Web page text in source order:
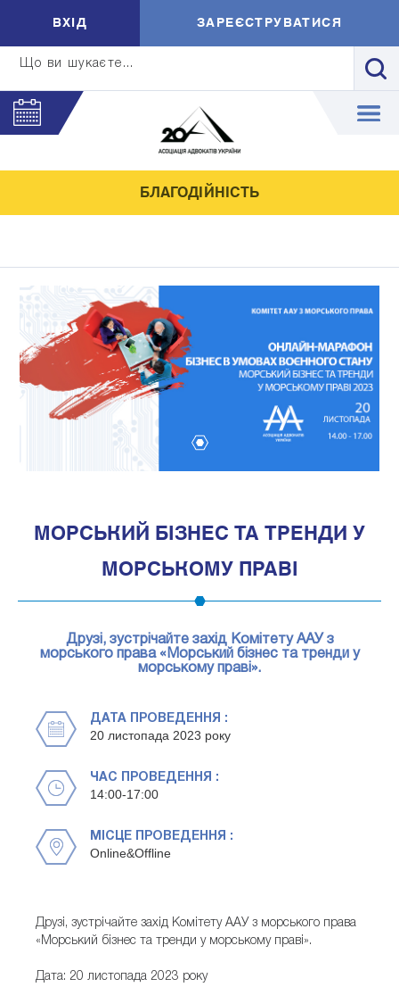
Що ви шукаєте...
ВXIД ЗАРЕЄСТРУВАТИСЯ
БЛАГОДІЙНІСТЬ
МОРСЬКИЙ БІЗНЕС ТА ТРЕНДИ У
МОРСЬКОМУ ПРАВІ
Друзі, зустрічайте захід Комітету ААУ з
морського права «Морський бізнес та тренди у
морському праві».
ДАТА ПРОВЕДЕННЯ :
20 листопада 2023 року
ЧАС ПРОВЕДЕННЯ :
14:00-17:00
МІСЦЕ ПРОВЕДЕННЯ :
Online&Offline
Друзі, зустрічайте захід Комітету ААУ з морського права
«Морський бізнес та тренди у морському праві».
Дата: 20 листопада 2023 року